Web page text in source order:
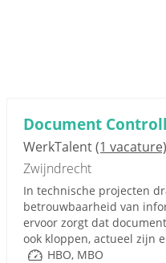
Document
WerkTalent(1 vacature)
Zwijndrecht
In technische projecten
betrouwbaarheid van
ervoor zorgt dat
ook kloppen, actueel zijn
HBO, MBO